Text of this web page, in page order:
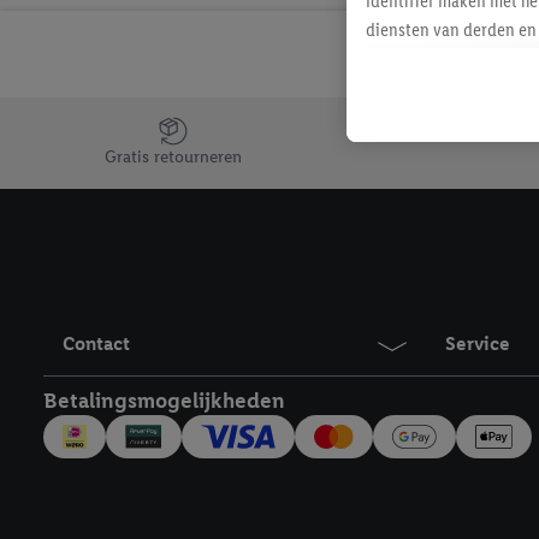
Jouw voordelen bij ons als Lidl webshop klant
Gratis retourneren
Contact Service
Betalingsmogelijkheden
diensten van derden
Als je hiervoor
eerder interesse hebt
maar het niet te
mailadres en met
Onder "Aanpassen"
Door te klikken op
technieken worden
inclusief over de
trekken, vind je in onze
over de cookies die